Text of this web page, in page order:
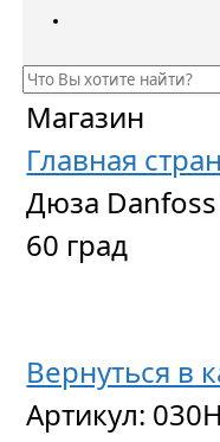
Магазин
Главная
Дюза Danfoss
60 град
Вернуться в
Артикул: